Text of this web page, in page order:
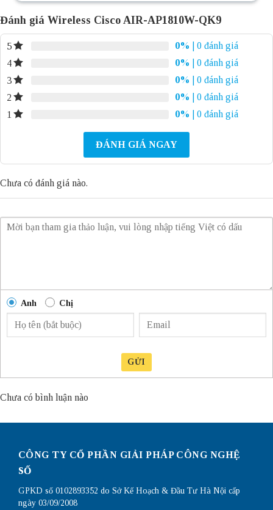
Đánh giá Wireless Cisco AIR-AP1810W-QK9
5 0%
| 0 đánh giá
4
0%
| 0 đánh giá
3
0%
| 0 đánh giá
2
0%
| 0 đánh giá
1
0% | 0 đánh giá
ĐÁNH GIÁ NGAY
Chưa có đánh giá nào.
Anh Chị
GỬI
Chưa có bình luận nào
CÔNG TY CỔ PHẦN GIẢI PHÁP CÔNG NGHỆ
SỐ
GPKD số 0102893352 do Sở Kế Hoạch & Đầu Tư Hà Nội cấp
ngày 03/09/2008